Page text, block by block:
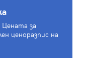
за
ценоразпис на